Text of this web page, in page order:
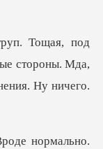
стороны. Мда,
е нормально.